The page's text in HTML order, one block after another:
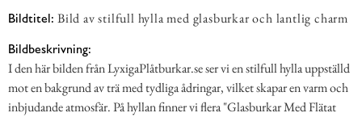
Bildtitel: Bild av stilfull hylla med glasburkar och lantlig charm
Bildbeskrivning:
I den här bilden från LyxigaPlåtburkar.se ser vi en stilfull hylla uppställd
mot en bakgrund av trä med tydliga ådringar, vilket skapar en varm och
inbjudande atmosfär. På hyllan finner vi flera "Glasburkar Med Flätat